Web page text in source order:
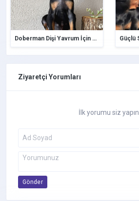
Doberman Dişi Yavrum İçin Ömürlük Yuva Aranıyor
Ziyaretçi Yorumları
İlk yorumu siz yapın.
Gönder